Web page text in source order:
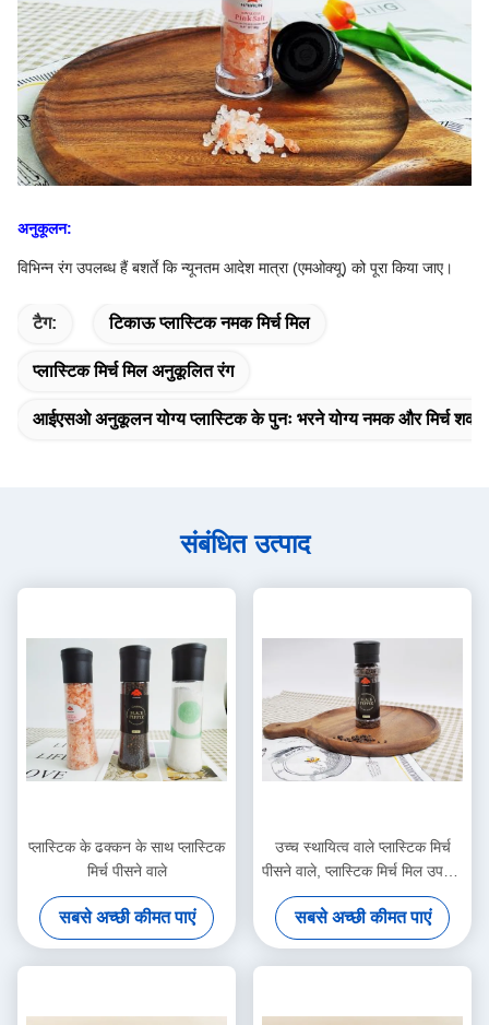
अनुकूलन:
विभिन्न रंग उपलब्ध हैं बशर्ते कि न्यूनतम आदेश मात्रा (एमओक्यू) को पूरा किया जाए।
टैग: टिकाऊ प्लास्टिक नमक मिर्च मिल
प्लास्टिक मिर्च मिल अनुकूलित रंग
आईएसओ अनुकूलन योग्य प्लास्टिक के पुनः भरने योग्य नमक और मिर्च शकर
संबंधित उत्पाद
प्लास्टिक के ढक्कन के साथ प्लास्टिक
मिर्च पीसने वाले
सबसे अच्छी कीमत पाएं
उच्च स्थायित्व वाले प्लास्टिक मिर्च
पीसने वाले, प्लास्टिक मिर्च मिल उपयोग
करने में आसान
सबसे अच्छी कीमत पाएं